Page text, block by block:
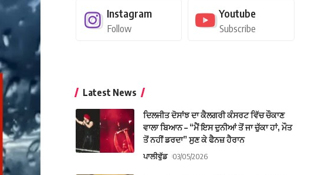
Instagram
Follow
Youtube
Subscribe
Latest News
ਦਿਲਜੀਤ ਦੋਸਾਂਝ ਦਾ ਕੈਲਗਰੀ ਕੰਸਰਟ ਵਿੱਚ ਚੌਕਾਣ
ਵਾਲਾ ਬਿਆਨ – “ਮੈਂ ਇਸ ਦੁਨੀਆਂ ਤੋਂ ਜਾ ਚੁੱਕਾ ਹਾਂ, ਮੌਤ
ਤੋਂ ਨਹੀਂ ਡਰਦਾ” ਸੁਣ ਕੇ ਫੈਨਜ਼ ਹੈਰਾਨ
ਪਾਲੀਵੁੱਡ 03/05/2026